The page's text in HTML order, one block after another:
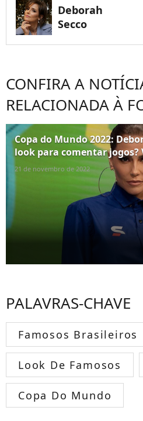
Deborah
Secco
CONFIRA A
RELACIONADA À
Copa do Mundo 2022:
look para comentar jogos?
21 de novembro de 2022
PALAVRAS-CHAVE
Famosos Brasileiros
Look De Famosos
Copa Do Mundo